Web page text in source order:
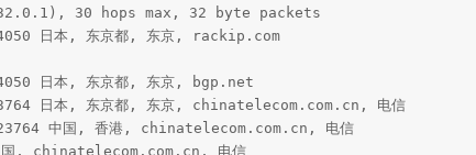
30 hops max, 32 byte packets
日本, 东京都, 东京, rackip.com
日本, 东京都, 东京, bgp.net
日本, 东京都, 东京, chinatelecom.com.cn, 电信
中国, 香港, chinatelecom.com.cn, 电信
, chinatelecom.com.cn, 电信